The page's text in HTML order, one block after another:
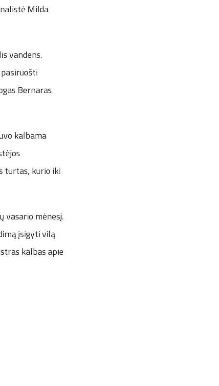
Milda
vandens.
Bernaras
kalbama
turtas, kurio iki
vasario mėnesį.
įsigyti vilą
kalbas apie